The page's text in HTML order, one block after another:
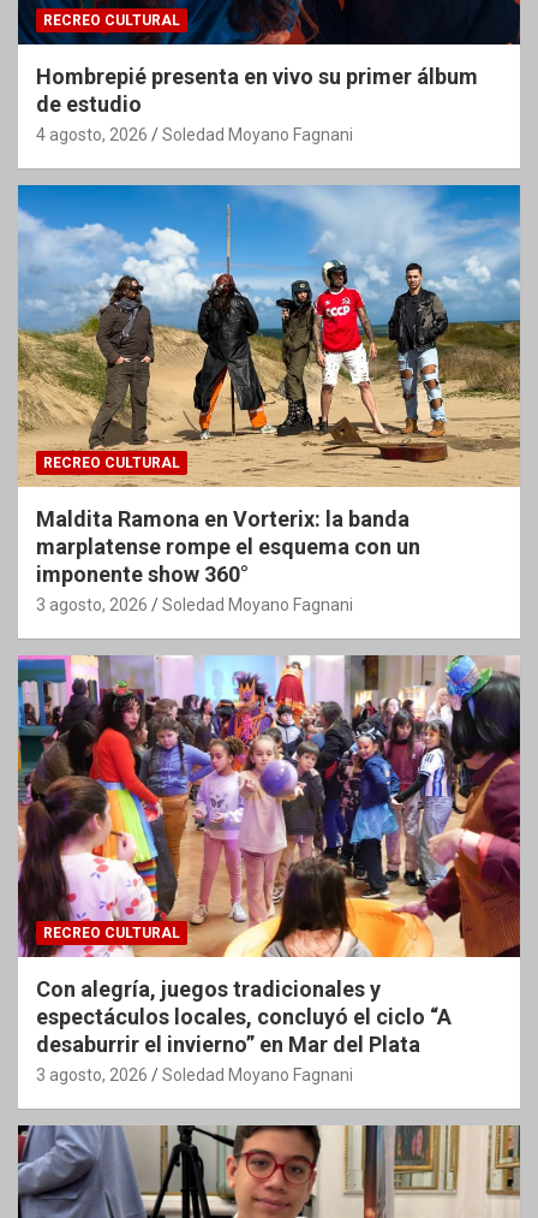
RECREO CULTURAL
Hombrepié presenta en vivo su primer álbum
de estudio
4 agosto, 2026 Soledad Moyano Fagnani
RECREO CULTURAL
Maldita Ramona en Vorterix: la banda
marplatense rompe el esquema con un
imponente show 360°
3 agosto, 2026 Soledad Moyano Fagnani
RECREO CULTURAL
Con alegría, juegos tradicionales y
espectáculos locales, concluyó el ciclo “A
desaburrir el invierno” en Mar del Plata
3 agosto, 2026 Soledad Moyano Fagnani